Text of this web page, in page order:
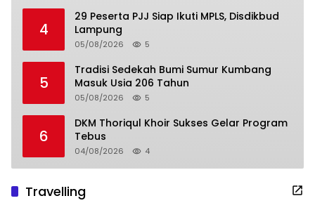
4
29 Peserta PJJ Siap Ikuti MPLS, Disdikbud
Lampung
05/08/2026 5
5
Tradisi Sedekah Bumi Sumur Kumbang
Masuk Usia 206 Tahun
05/08/2026 5
6
DKM Thoriqul Khoir Sukses Gelar Program
Tebus
04/08/2026 4
Travelling